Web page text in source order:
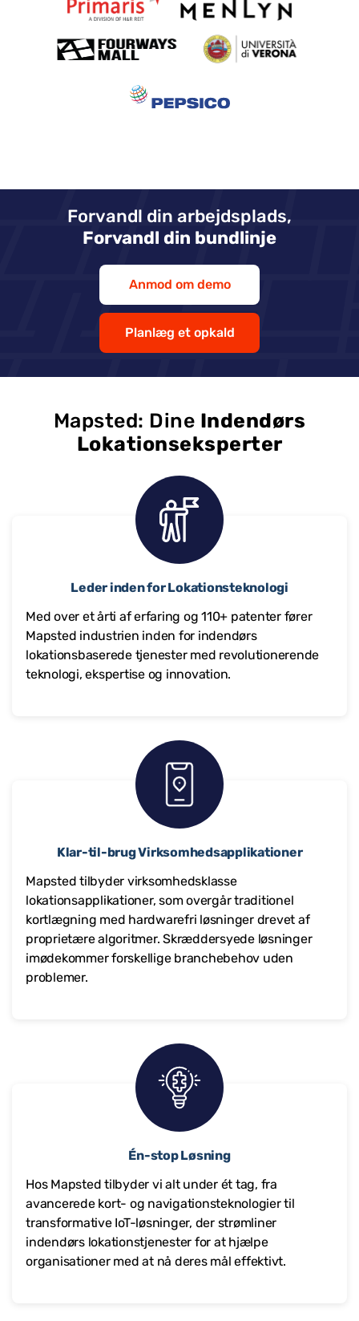
Forvandl din arbejdsplads,
Forvandl din bundlinje
Anmod om demo
Planlæg et opkald
Mapsted: Dine Indendørs
Lokationseksperter
Leder inden for Lokationsteknologi
Med over et årti af erfaring og 110+ patenter fører
Mapsted industrien inden for indendørs
lokationsbaserede tjenester med revolutionerende
teknologi, ekspertise og innovation.
Klar-til-brug Virksomhedsapplikationer
Mapsted tilbyder virksomhedsklasse
lokationsapplikationer, som overgår traditionel
kortlægning med hardwarefri løsninger drevet af
proprietære algoritmer. Skræddersyede løsninger
imødekommer forskellige branchebehov uden
problemer.
Én-stop Løsning
Hos Mapsted tilbyder vi alt under ét tag, fra
avancerede kort- og navigationsteknologier til
transformative IoT-løsninger, der strømliner
indendørs lokationstjenester for at hjælpe
organisationer med at nå deres mål effektivt.